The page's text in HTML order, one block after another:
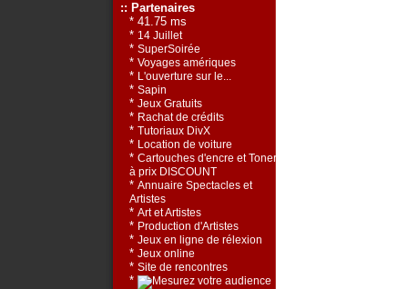
:: Partenaires
* 41.75 ms
* 14 Juillet
* SuperSoirée
* Voyages amériques
* L'ouverture sur le...
* Sapin
* Jeux Gratuits
* Rachat de crédits
* Tutoriaux DivX
* Location de voiture
* Cartouches d'encre et Toners
à prix DISCOUNT
* Annuaire Spectacles et
Artistes
* Art et Artistes
* Production d'Artistes
* Jeux en ligne de rélexion
* Jeux online
* Site de rencontres
*